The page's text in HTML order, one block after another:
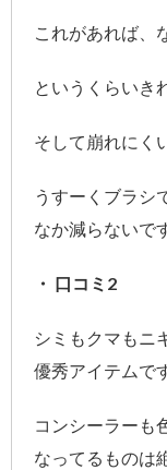
これがあれば、
というくらいき
そして崩れにく
うすーくブラシ
なか減らないで
・ 口コミ2
シミもクマもニ
優秀アイテムで
コンシーラーも
なってるものは